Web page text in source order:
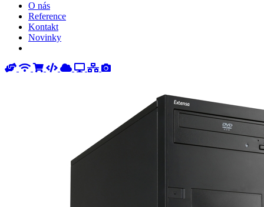
O nás
Reference
Kontakt
Novinky